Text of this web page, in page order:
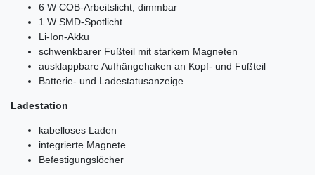
6 W COB-Arbeitslicht, dimmbar
1 W SMD-Spotlicht
Li-Ion-Akku
schwenkbarer Fußteil mit starkem Magneten
ausklappbare Aufhängehaken an Kopf- und Fußteil
Batterie- und Ladestatusanzeige
Ladestation
kabelloses Laden
integrierte Magnete
Befestigungslöcher